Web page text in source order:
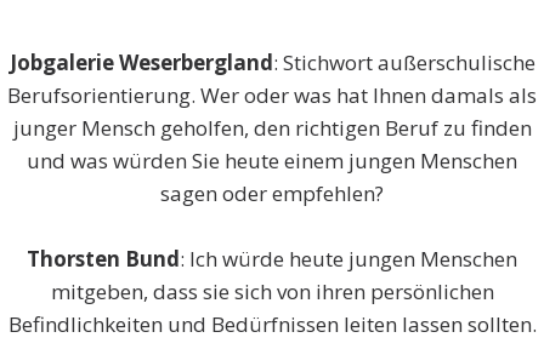
Jobgalerie Weserbergland: Stichwort außerschulische
Berufsorientierung. Wer oder was hat Ihnen damals als
junger Mensch geholfen, den richtigen Beruf zu finden
und was würden Sie heute einem jungen Menschen
sagen oder empfehlen?
Thorsten Bund: Ich würde heute jungen Menschen
mitgeben, dass sie sich von ihren persönlichen
Befindlichkeiten und Bedürfnissen leiten lassen sollten.